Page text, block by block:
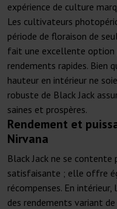
expérience de culture
Les cultivateurs
période de floraison de
fait une excellente option
rendements rapides. Bien
hauteur en intérieur ne
robuste de Black Jack
saines et prospères.
Rendement et
Nirvana
Black Jack ne se
satisfaisante ; elle offre
récompenses. En
des rendements variant